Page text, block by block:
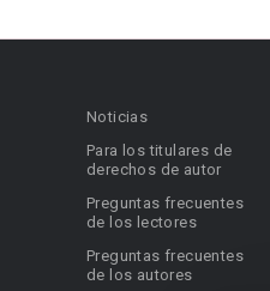
Noticias
Para los titulares de
derechos de autor
Preguntas frecuentes
de los lectores
Preguntas frecuentes
de los autores